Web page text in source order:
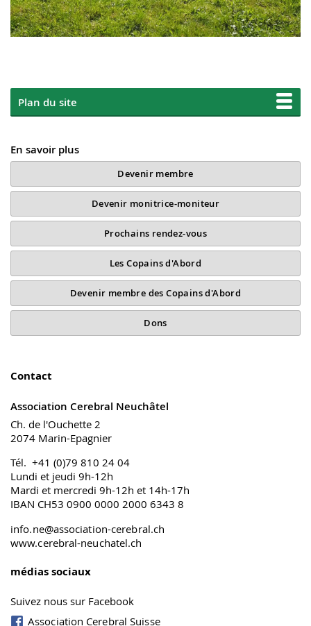
Plan du site
En savoir plus
Devenir membre
Devenir monitrice-moniteur
Prochains rendez-vous
Les Copains d'Abord
Devenir membre des Copains d'Abord
Dons
Contact
Association Cerebral Neuchâtel
Ch. de l'Ouchette 2
2074 Marin-Epagnier
Tél. +41 (0)79 810 24 04
Lundi et jeudi 9h-12h
Mardi et mercredi 9h-12h et 14h-17h
IBAN CH53 0900 0000 2000 6343 8
info.ne@association-cerebral.ch
www.cerebral-neuchatel.ch
médias sociaux
Suivez nous sur Facebook
Association Cerebral Suisse